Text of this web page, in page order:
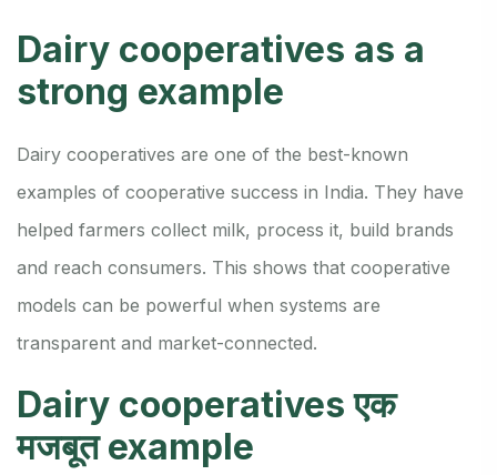
Dairy cooperatives as a
strong example
Dairy cooperatives are one of the best-known
examples of cooperative success in India. They have
helped farmers collect milk, process it, build brands
and reach consumers. This shows that cooperative
models can be powerful when systems are
transparent and market-connected.
Dairy cooperatives एक
मजबूत example